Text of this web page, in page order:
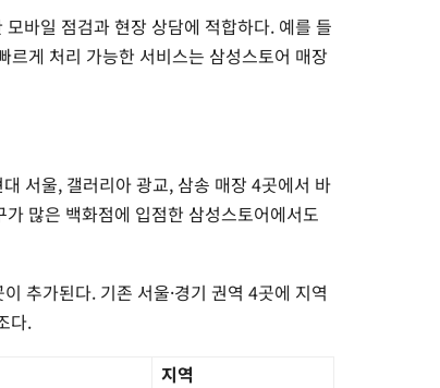
바일 점검과 현장 상담에 적합하다. 예를 들
르게 처리 가능한 서비스는 삼성스토어 매장
서울, 갤러리아 광교, 삼송 매장 4곳에서 바
많은 백화점에 입점한 삼성스토어에서도
추가된다. 기존 서울·경기 권역 4곳에 지역
다.
지역